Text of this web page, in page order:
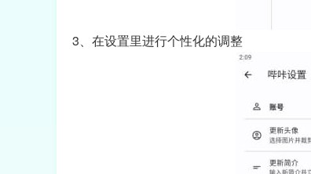
3、在设置里进行个性化的调整